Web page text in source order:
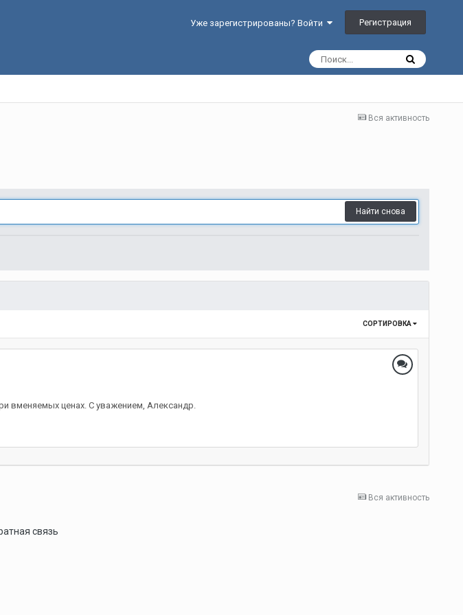
Уже зарегистрированы? Войти Регистрация
Вся активность
Найти снова
СОРТИРОВКА
вменяемых ценах. С уважением, Александр.
Вся активность
связь